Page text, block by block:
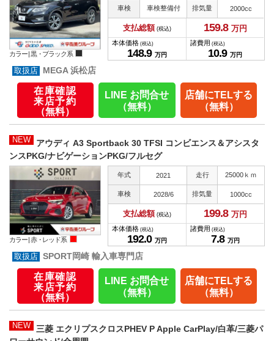
カラー |黒・ブラック系
車検 車検整備付 排気量 2000cc
支払総額 (税込) 159.8 万円
本体価格 (税込)
148.9 万円
諸費用 (税込)
10.9 万円
MEGA 浜松店
在庫確認
来店予約
（無料）
LINE お問合せ
（無料）
店舗にTELする
（無料）
NEW
アウディ A3 Sportback 30 TFSI コンビエンス＆アシスタ
ンスPKG/ナビゲーションPKG/フルセグ
カラー |赤・レッド系
年式 2021 走行 25000ｋｍ
車検 2028/6 排気量 1000cc
支払総額 (税込) 199.8 万円
本体価格 (税込)
192.0 万円
諸費用 (税込)
7.8 万円
SPORT岡崎 輸入車専門店
在庫確認
来店予約
（無料）
LINE お問合せ
（無料）
店舗にTELする
（無料）
NEW
三菱 エクリプスクロスPHEV P Apple CarPlay/白革/三菱パ